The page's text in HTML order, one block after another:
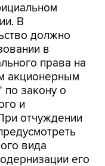
В
должно
в
права на
акционерным
по закону о
и
отчуждении
вида
его